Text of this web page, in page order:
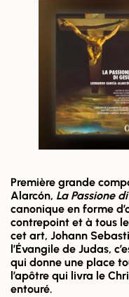
Première grande
Alarcón, La Passione
canonique en forme
contrepoint et à tous
cet art, Johann
l’Évangile de Judas,
qui donne une place
l’apôtre qui livra le
entouré.